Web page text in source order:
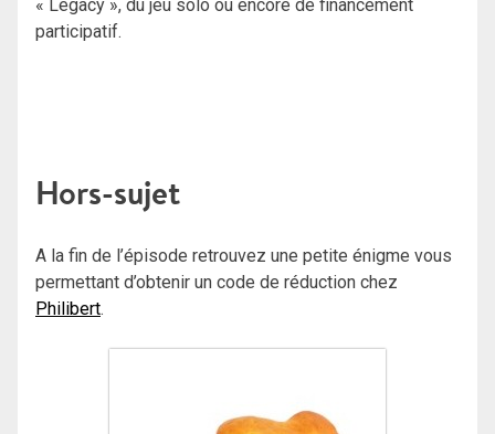
« Legacy », du jeu solo ou encore de financement
participatif.
Hors-sujet
A la fin de l’épisode retrouvez une petite énigme vous
permettant d’obtenir un code de réduction chez
Philibert.